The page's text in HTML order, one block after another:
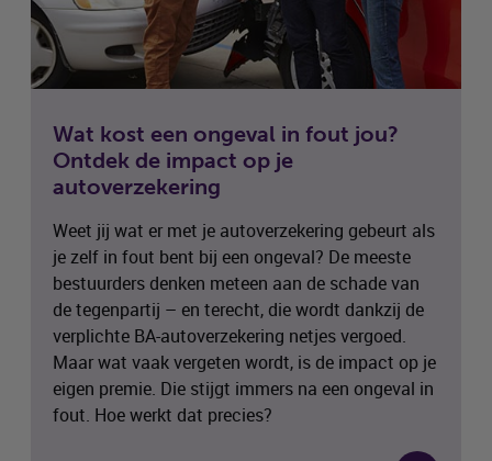
Wat kost een ongeval in fout jou?
Ontdek de impact op je
autoverzekering
Weet jij wat er met je autoverzekering gebeurt als
je zelf in fout bent bij een ongeval? De meeste
bestuurders denken meteen aan de schade van
de tegenpartij – en terecht, die wordt dankzij de
verplichte BA-autoverzekering netjes vergoed.
Maar wat vaak vergeten wordt, is de impact op je
eigen premie. Die stijgt immers na een ongeval in
fout. Hoe werkt dat precies?